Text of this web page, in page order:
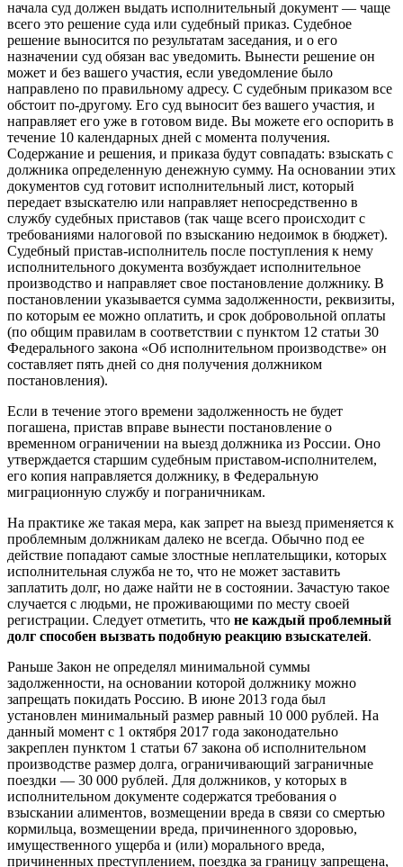
начала суд должен выдать исполнительный документ — чаще
всего это решение суда или судебный приказ. Судебное
решение выносится по результатам заседания, и о его
назначении суд обязан вас уведомить. Вынести решение он
может и без вашего участия, если уведомление было
направлено по правильному адресу. С судебным приказом все
обстоит по-другому. Его суд выносит без вашего участия, и
направляет его уже в готовом виде. Вы можете его оспорить в
течение 10 календарных дней с момента получения.
Содержание и решения, и приказа будут совпадать: взыскать с
должника определенную денежную сумму. На основании этих
документов суд готовит исполнительный лист, который
передает взыскателю или направляет непосредственно в
службу судебных приставов (так чаще всего происходит с
требованиями налоговой по взысканию недоимок в бюджет).
Судебный пристав-исполнитель после поступления к нему
исполнительного документа возбуждает исполнительное
производство и направляет свое постановление должнику. В
постановлении указывается сумма задолженности, реквизиты,
по которым ее можно оплатить, и срок добровольной оплаты
(по общим правилам в соответствии с пунктом 12 статьи 30
Федерального закона «Об исполнительном производстве» он
составляет пять дней со дня получения должником
постановления).
Если в течение этого времени задолженность не будет
погашена, пристав вправе вынести постановление о
временном ограничении на выезд должника из России. Оно
утверждается старшим судебным приставом-исполнителем,
его копия направляется должнику, в Федеральную
миграционную службу и пограничникам.
На практике же такая мера, как запрет на выезд применяется к
проблемным должникам далеко не всегда. Обычно под ее
действие попадают самые злостные неплательщики, которых
исполнительная служба не то, что не может заставить
заплатить долг, но даже найти не в состоянии. Зачастую такое
случается с людьми, не проживающими по месту своей
регистрации. Следует отметить, что не каждый проблемный
долг способен вызвать подобную реакцию взыскателей.
Раньше Закон не определял минимальной суммы
задолженности, на основании которой должнику можно
запрещать покидать Россию. В июне 2013 года был
установлен минимальный размер равный 10 000 рублей. На
данный момент с 1 октября 2017 года законодательно
закреплен пунктом 1 статьи 67 закона об исполнительном
производстве размер долга, ограничивающий заграничные
поездки — 30 000 рублей. Для должников, у которых в
исполнительном документе содержатся требования о
взыскании алиментов, возмещении вреда в связи со смертью
кормильца, возмещении вреда, причиненного здоровью,
имущественного ущерба и (или) морального вреда,
причиненных преступлением, поездка за границу запрещена,